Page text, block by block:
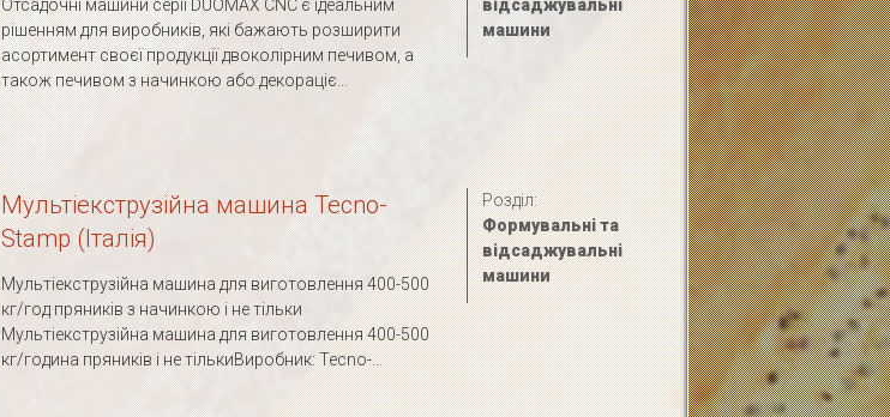
Отсадочні машини серії DUOMAX CNC є ідеальним
рішенням для виробників, які бажають розширити
асортимент своєї продукції двоколірним печивом, а
також печивом з начинкою або декораціє...
відсаджувальні
машини
Мультіекструзійна машина Tecno-
Stamp (Італія)
Мультіекструзійна машина для виготовлення 400-500
кг/год пряників з начинкою і не тільки
Мультіекструзійна машина для виготовлення 400-500
кг/година пряників і не тількиВиробник: Tecno-...
Розділ:
Формувальні та
відсаджувальні
машини